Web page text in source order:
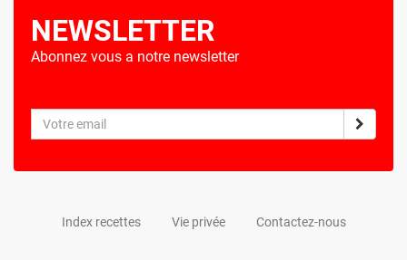
NEWSLETTER
Abonnez vous a notre newsletter
Index recettes Vie privée Contactez-nous